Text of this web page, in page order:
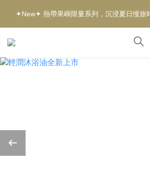
✦新客獨享✦ 首購輸入【welcome】滿$500
購▸
✦New✦ 熱帶果嶼限量系列，沉浸夏日慢旅
✦新客獨享✦ 首購輸入【welcome】滿$500